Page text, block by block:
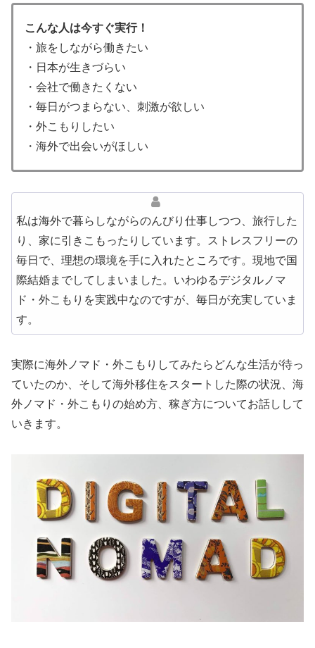
こんな人は今すぐ実行！
・旅をしながら働きたい
・日本が生きづらい
・会社で働きたくない
・毎日がつまらない、刺激が欲しい
・外こもりしたい
・海外で出会いがほしい
私は海外で暮らしながらのんびり仕事しつつ、旅行した
り、家に引きこもったりしています。ストレスフリーの
毎日で、理想の環境を手に入れたところです。現地で国
際結婚までしてしまいました。いわゆるデジタルノマ
ド・外こもりを実践中なのですが、毎日が充実していま
す。
実際に海外ノマド・外こもりしてみたらどんな生活が待っ
ていたのか、そして海外移住をスタートした際の状況、海
外ノマド・外こもりの始め方、稼ぎ方についてお話しして
いきます。